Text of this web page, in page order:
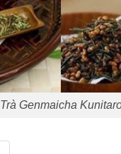
Trà Genmaicha